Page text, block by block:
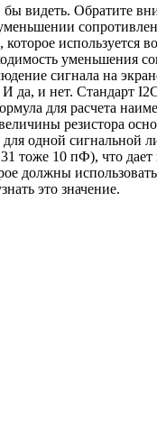
видеть. Обратите
используется
уменьшения
сигнала на
да, и нет. Стандарт
для расчета
резистора
одной сигнальной
тоже 10 пФ), что
должны
это значение.